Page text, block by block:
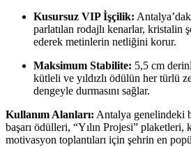
Kusursuz VIP İşçilik:
parlatılan rodajlı kenarlar, kristalin
ederek metinlerin netliğini korur.
Maksimum Stabilite: 5,5 cm
kütleli ve yıldızlı ödülün her türlü
dengeyle durmasını sağlar.
Kullanım Alanları: Antalya genelindeki
başarı ödülleri, “Yılın Projesi” plaketleri,
motivasyon toplantıları için şehrin en